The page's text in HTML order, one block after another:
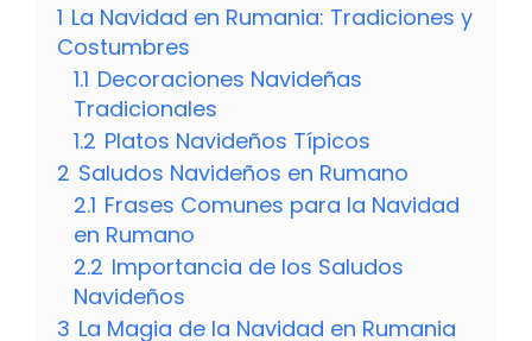
1 La Navidad en Rumania: Tradiciones y
Costumbres
1.1 Decoraciones Navideñas
Tradicionales
1.2 Platos Navideños Típicos
2 Saludos Navideños en Rumano
2.1 Frases Comunes para la Navidad
en Rumano
2.2 Importancia de los Saludos
Navideños
3 La Magia de la Navidad en Rumania